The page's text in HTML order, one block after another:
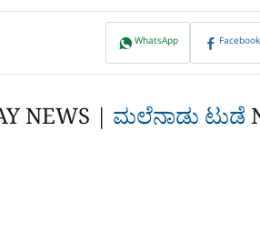
WhatsApp Facebook
NEWS | ಮಲೆನಾಡು ಟುಡೆ